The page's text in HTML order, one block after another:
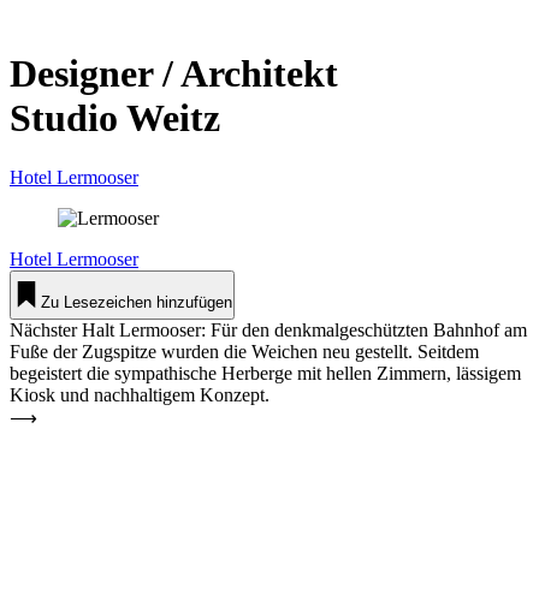
Designer / Architekt
Studio Weitz
Hotel Ler­mooser
Hotel Ler­mooser
Zu Lesezeichen hinzufügen
Nächster Halt Lermooser: Für den denkmalgeschützten Bahnhof am
Fuße der Zugspitze wurden die Weichen neu gestellt. Seitdem
begeistert die sympathische Herberge mit hellen Zimmern, lässigem
Kiosk und nachhaltigem Konzept.
⟶